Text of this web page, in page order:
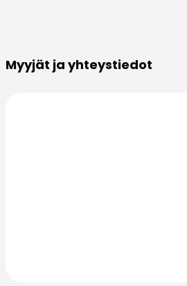
Myyjät ja yhteystiedot